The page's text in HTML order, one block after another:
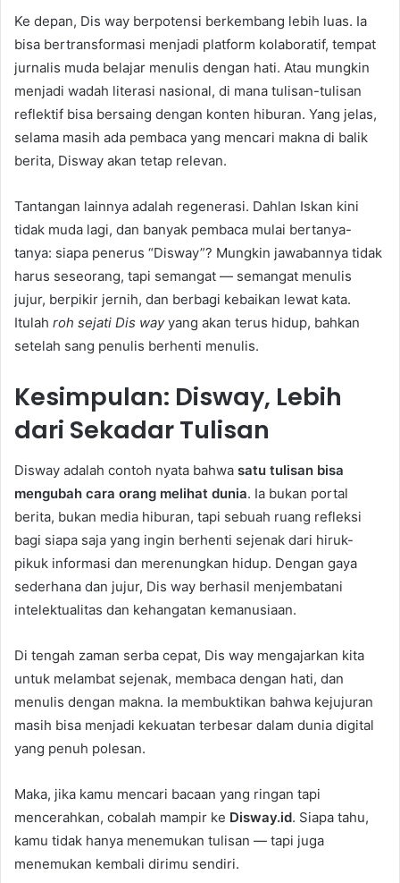
Ke depan, Dis way berpotensi berkembang lebih luas. Ia
bisa bertransformasi menjadi platform kolaboratif, tempat
jurnalis muda belajar menulis dengan hati. Atau mungkin
menjadi wadah literasi nasional, di mana tulisan-tulisan
reflektif bisa bersaing dengan konten hiburan. Yang jelas,
selama masih ada pembaca yang mencari makna di balik
berita, Disway akan tetap relevan.
Tantangan lainnya adalah regenerasi. Dahlan Iskan kini
tidak muda lagi, dan banyak pembaca mulai bertanya-
tanya: siapa penerus “Disway”? Mungkin jawabannya tidak
harus seseorang, tapi semangat — semangat menulis
jujur, berpikir jernih, dan berbagi kebaikan lewat kata.
Itulah roh sejati Dis wayyang akan terus hidup, bahkan
setelah sang penulis berhenti menulis.
Kesimpulan: Disway, Lebih
dari Sekadar Tulisan
Disway adalah contoh nyata bahwa satu tulisan bisa
mengubah cara orang melihat dunia. Ia bukan portal
berita, bukan media hiburan, tapi sebuah ruang refleksi
bagi siapa saja yang ingin berhenti sejenak dari hiruk-
pikuk informasi dan merenungkan hidup. Dengan gaya
sederhana dan jujur, Dis way berhasil menjembatani
intelektualitas dan kehangatan kemanusiaan.
Di tengah zaman serba cepat, Dis way mengajarkan kita
untuk melambat sejenak, membaca dengan hati, dan
menulis dengan makna. Ia membuktikan bahwa kejujuran
masih bisa menjadi kekuatan terbesar dalam dunia digital
yang penuh polesan.
Maka, jika kamu mencari bacaan yang ringan tapi
mencerahkan, cobalah mampir ke Disway.id. Siapa tahu,
kamu tidak hanya menemukan tulisan — tapi juga
menemukan kembali dirimu sendiri.